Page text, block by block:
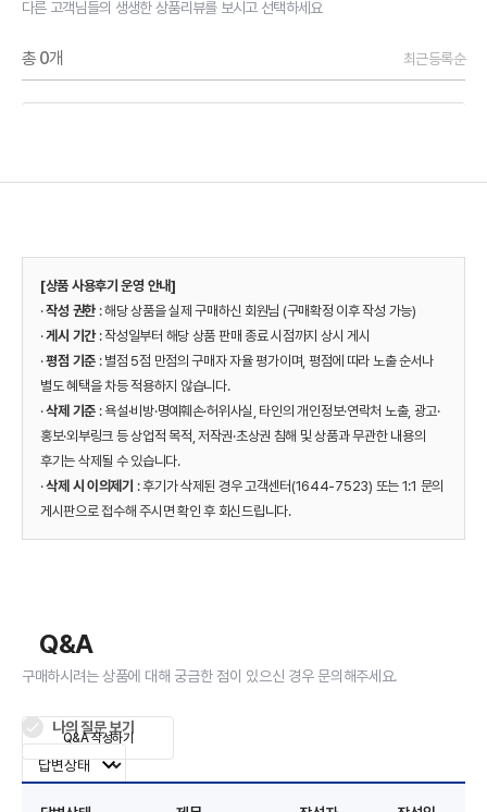
다른 고객님들의 생생한 상품리뷰를 보시고 선택하세요
총 0개 최근등록순
[상품 사용후기 운영 안내]
·작성 권한 : 해당 상품을 실제 구매하신 회원님 (구매확정 이후 작성 가능)
·게시 기간: 작성일부터 해당 상품 판매 종료 시점까지 상시 게시
·평점 기준 : 별점 5점 만점의 구매자 자율 평가이며, 평점에 따라 노출 순서나
별도 혜택을 차등 적용하지 않습니다.
·삭제 기준 : 욕설·비방·명예훼손·허위사실, 타인의 개인정보·연락처 노출, 광고·
홍보·외부링크 등 상업적 목적, 저작권·초상권 침해 및 상품과 무관한 내용의
후기는 삭제될 수 있습니다.
·삭제 시 이의제기 : 후기가 삭제된 경우 고객센터(1644-7523) 또는 1:1 문의
게시판으로 접수해 주시면 확인 후 회신드립니다.
Q&A
구매하시려는 상품에 대해 궁금한 점이 있으신 경우 문의해주세요.
나의 질문 보기
Q&A 작성하기